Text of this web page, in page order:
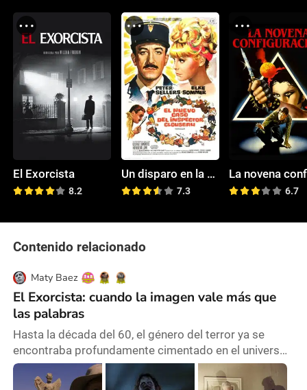
El Exorcista
8.2
Un disparo en la sombra
7.3 6.7
Contenido relacionado
Maty Baez
El Exorcista: cuando la imagen vale más que
las palabras
Hasta la década del 60, el género del terror ya se
encontraba profundamente cimentado en el universo
del cine. Desde La Llegada de un Tren a la Estación
(Hermanos Lumiere, 1896), en el que la gente salía